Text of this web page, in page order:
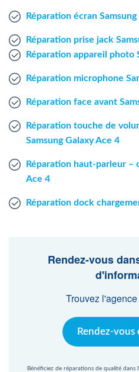
Réparation écran
Réparation prise jack
Réparation appareil photo
Réparation microphone
Réparation face avant
Réparation touche de
Samsung Galaxy Ace 4
Réparation haut-parleur –
Ace 4
Réparation dock
Rendez-vous
Trouvez
Rendez-vous
Bénéficiez de réparations de qualité